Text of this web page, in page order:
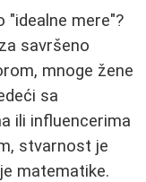
"idealne mere"?
savršeno
mnoge žene
sa
ili influencerima
stvarnost je
matematike.